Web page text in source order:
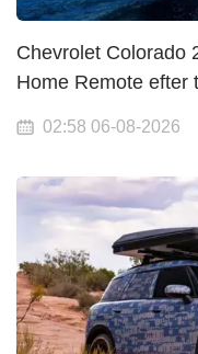
Chevrolet Colorado
Home Remote efter
02:58 06-08-2026